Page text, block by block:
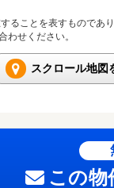
ことを表すものであ
わせください。
スクロール地図
この物